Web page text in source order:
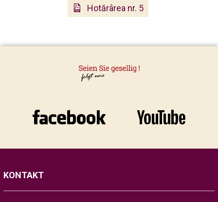
Hotărârea nr. 5
KONTAKT